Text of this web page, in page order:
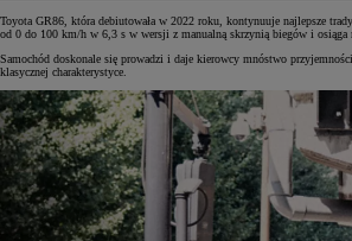
Toyota GR86, która debiutowała w 2022 roku, kontynuuje najlepsze
od 0 do 100 km/h w 6,3 s w wersji z manualną skrzynią biegów i osiąga
Samochód doskonale się prowadzi i daje kierowcy mnóstwo
klasycznej charakterystyce.